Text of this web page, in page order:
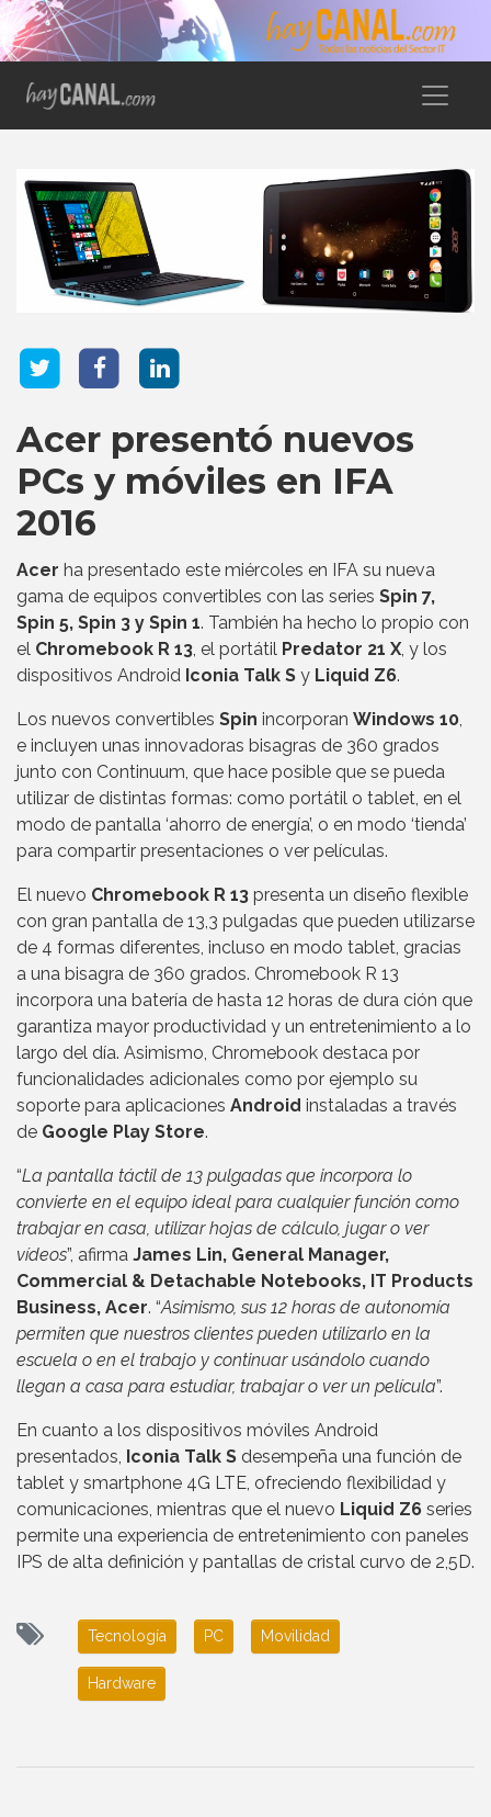
Acer presentó nuevos
PCs y móviles en IFA
2016
Acer ha presentado este miércoles en IFA su nueva
gama de equipos convertibles con las series Spin 7,
Spin 5, Spin 3 y Spin 1. También ha hecho lo propio con
el Chromebook R 13 , el portátil Predator 21 X , y los
dispositivos Android Iconia Talk S y Liquid Z6.
Los nuevos convertibles Spin incorporan Windows 10
e incluyen unas innovadoras bisagras de 360 grados
junto con Continuum, que hace posible que se pueda
utilizar de distintas formas: como portátil o tablet, en el
modo de pantalla ‘ahorro de energía’, o en modo ‘tienda’
para compartir presentaciones o ver películas.
El nuevo Chromebook R 13 presenta un diseño flexible
con gran pantalla de 13,3 pulgadas que pueden utilizarse
de 4 formas diferentes, incluso en modo tablet, gracias
a una bisagra de 360 grados. Chromebook R 13
incorpora una batería de hasta 12 horas de dura ción que
garantiza mayor productividad y un entretenimiento a lo
largo del día. Asimismo, Chromebook destaca por
funcionalidades adicionales como por ejemplo su
soporte para aplicaciones Android instaladas a través
de Google Play Store.
“La pantalla táctil de 13 pulgadas que incorpora lo
convierte en el equipo ideal para cualquier función como
trabajar en casa, utilizar hojas de cálculo, jugar o ver
vídeos”, afirma James Lin, General Manager,
Commercial & Detachable Notebooks, IT Products
Business, Acer. “Asimismo, sus 12 horas de autonomía
permiten que nuestros clientes pueden utilizarlo en la
escuela o en el trabajo y continuar usándolo cuando
llegan a casa para estudiar, trabajar o ver un película”.
En cuanto a los dispositivos móviles Android
presentados, Iconia Talk S desempeña una función de
tablet y smartphone 4G LTE, ofreciendo flexibilidad y
comunicaciones, mientras que el nuevo Liquid Z6 series
permite una experiencia de entretenimiento con paneles
IPS de alta definición y pantallas de cristal curvo de 2,5D.
Tecnología PC Movilidad
Hardware